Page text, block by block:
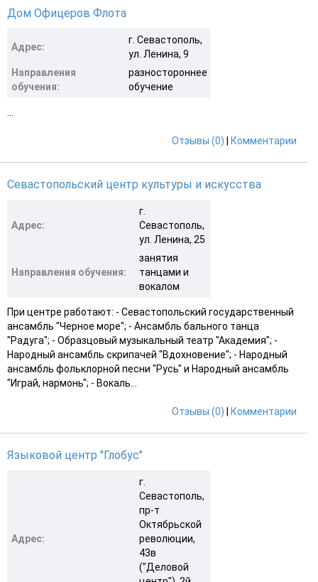
Дом Офицеров Флота
Адрес:
г. Севастополь,
ул. Ленина, 9
Направления
обучения:
разностороннее
обучение
Отзывы (0) Комментарии
Севастопольский центр культуры и искусства
Адрес:
г.
Севастополь,
ул. Ленина, 25
Направления обучения:
занятия
танцами и
вокалом
При центре работают: - Севастопольский государственный
ансамбль "Черное море"; - Ансамбль бального танца
"Радуга"; - Образцовый музыкальный театр "Академия"; -
Народный ансамбль скрипачей "Вдохновение"; - Народный
ансамбль фольклорной песни "Русь" и Народный ансамбль
"Играй, нармонь"; - Вокаль...
Отзывы (0) Комментарии
Языковой центр "Глобус"
Адрес:
г.
Севастополь,
пр-т
Октябрьской
революции,
43в
("Деловой